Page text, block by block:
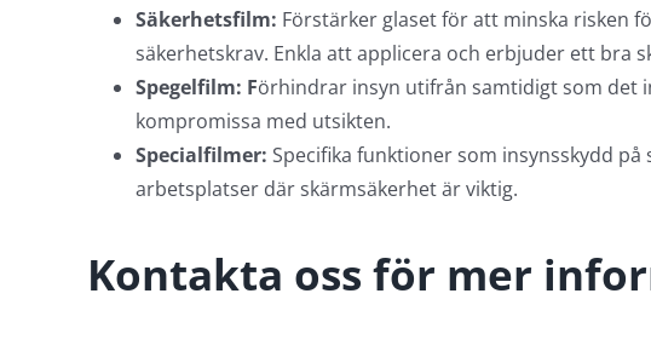
Säkerhetsfilm: Förstärker glaset för att minska risken
säkerhetskrav. Enkla att applicera och erbjuder ett bra
Spegelfilm: Förhindrar insyn utifrån samtidigt som det
kompromissa med utsikten.
Specialfilmer: Specifika funktioner som insynsskydd
arbetsplatser där skärmsäkerhet är viktig.
Kontakta oss för mer